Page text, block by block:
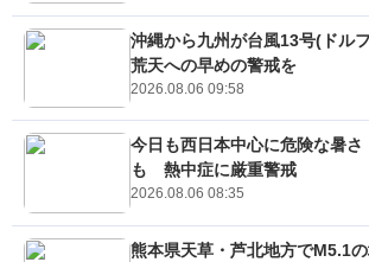
沖縄から九州が台風13号(ドル
荒天への早めの警戒を
2026.08.06 09:58
今日も西日本中心に危険な暑
も 熱中症に厳重警戒
2026.08.06 08:35
熊本県天草・芦北地方でM5.1